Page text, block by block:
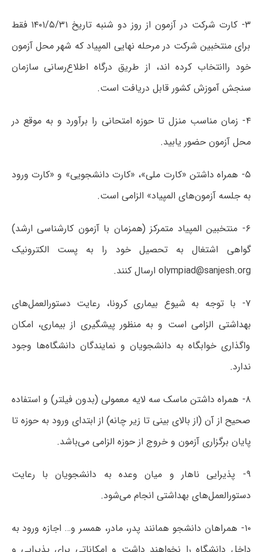
۳- کارت شرکت در آزمون از روز دو شنبه تاریخ ۱۴۰۱/۵/۳۱ فقط
برای منتخبین شرکت در مرحله نهایی المپیاد که شهر محل آزمون
خود راانتخاب کرده اند، از طریق درگاه اطلاع‌رسانی سازمان
سنجش آموزش کشور قابل دریافت است.
۴- زمان مناسب منزل تا حوزه امتحانی را برآورد و به موقع در
محل آزمون حضور یابید.
۵- همراه داشتن «کارت ملی»، «کارت دانشجویی» و «کارت ورود
به جلسه آزمون‌های المپیاد» الزامی است.
۶- منتخبین المپیاد متمرکز (همزمان با آزمون کارشناسی ارشد)
گواهی اشتغال به تحصیل خود را به پست الکترونیک
olympiad@sanjesh.org ارسال کنند.
۷- با توجه به شیوع بیماری کرونا، رعایت دستورالعمل‌های
بهداشتی الزامی است و به منظور پیشگیری از بیماری، امکان
واگذاری خوابگاه به دانشجویان و نمایندگان دانشگاه‌ها وجود
ندارد.
۸- همراه داشتن ماسک سه لایه معمولی (بدون فیلتر) و استفاده
صحیح از آن (از بالای بینی تا زیر چانه) از ابتدای ورود به حوزه تا
پایان برگزاری آزمون و خروج از حوزه الزامی می‌باشد.
۹- پذیرایی ناهار و میان وعده به دانشجویان با رعایت
دستورالعمل‌های بهداشتی انجام می‌شود.
۱۰- همراهان دانشجو همانند پدر، مادر، همسر و… اجازه ورود به